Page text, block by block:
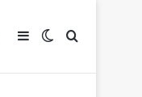
Barra lateral
Switch skin
Buscar